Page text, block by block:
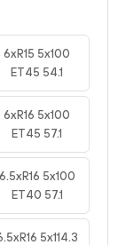
6xR15 5x100
ET45 54.1
6xR16 5x100
ET45 57.1
6.5xR16 5x100
ET40 57.1
5x114.3